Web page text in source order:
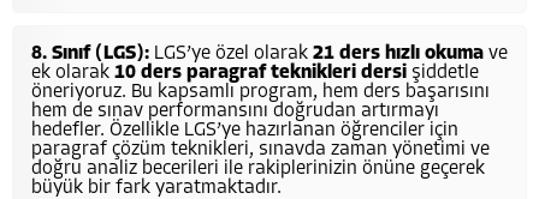
8. Sınıf (LGS): LGS’ye özel olarak 21 ders hızlı okuma ve
ek olarak 10 ders paragraf teknikleri dersi şiddetle
öneriyoruz. Bu kapsamlı program, hem ders başarısını
hem de sınav performansını doğrudan artırmayı
hedefler. Özellikle LGS’ye hazırlanan öğrenciler için
paragraf çözüm teknikleri, sınavda zaman yönetimi ve
doğru analiz becerileri ile rakiplerinizin önüne geçerek
büyük bir fark yaratmaktadır.